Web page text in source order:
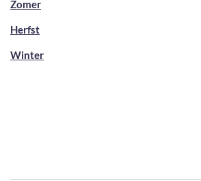
Zomer
Herfst
Winter